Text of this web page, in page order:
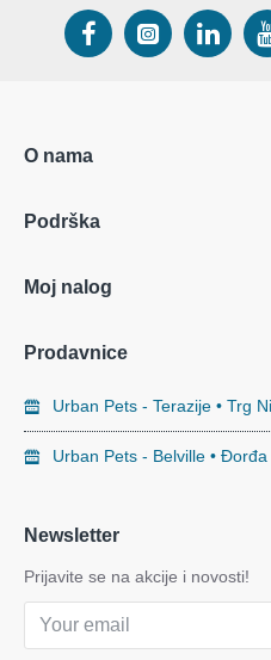
O nama
Podrška
Moj nalog
Prodavnice
Urban Pets - Terazije • Trg
Urban Pets - Belville •
Newsletter
Prijavite se na akcije i novosti!